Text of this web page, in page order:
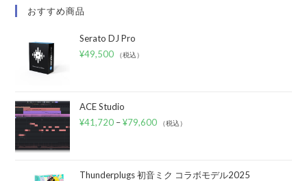
おすすめ商品
Serato DJ Pro
¥49,500 （税込）
ACE Studio
¥41,720 –¥79,600 （税込）
Thunderplugs 初音ミク コラボモデル2025